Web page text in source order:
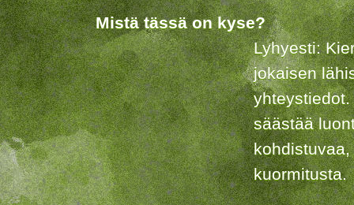
Mistä tässä on kyse?
Lyhyesti:
jokaisen
säästää
kuormitusta.